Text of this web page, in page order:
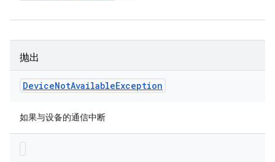
抛出
DeviceNotAvailableException
如果与设备的通信中断